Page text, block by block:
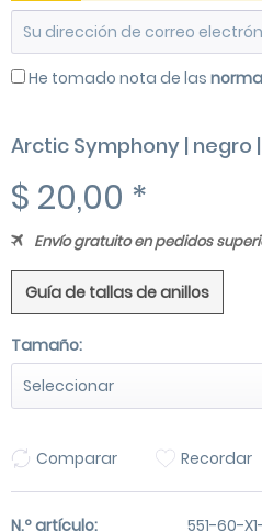
He tomado nota de las
Arctic Symphony | negro |
$ 20,00 *
Envío gratuito en pedidos
Guía de tallas de anillos
Tamaño:
Comparar Recordar
N.º artículo: 551-60-